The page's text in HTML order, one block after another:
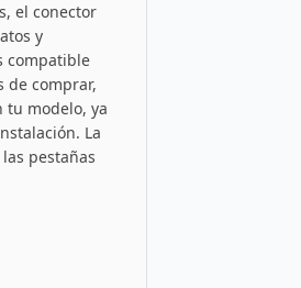
el conector
y
compatible
de comprar,
tu modelo, ya
La
pestañas